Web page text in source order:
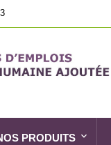
PRODUITS